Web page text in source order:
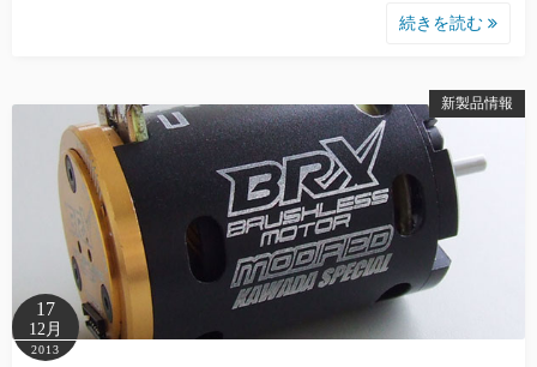
続きを読む
新製品情報
17
12月
2013